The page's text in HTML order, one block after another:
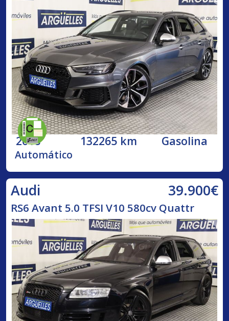
2018 132265 km Gasolina
Automático
Audi 39.900€
RS6 Avant 5.0 TFSI V10 580cv Quattr